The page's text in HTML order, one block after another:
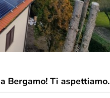
Bergamo! Ti aspettiamo.